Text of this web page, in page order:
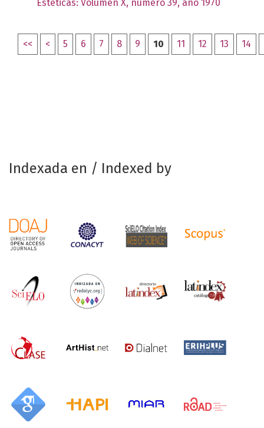
Estéticas: Volumen X, número 39, año 1970
<< < 5 6 7 8 9 10 11 12 13 14
Indexada en / Indexed by